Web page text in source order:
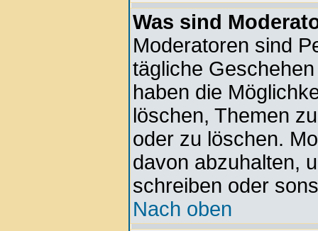
Was sind
Moderatoren sind
tägliche
haben die
löschen, Themen
oder zu löschen.
davon abzuhalten,
schreiben oder
Nach oben